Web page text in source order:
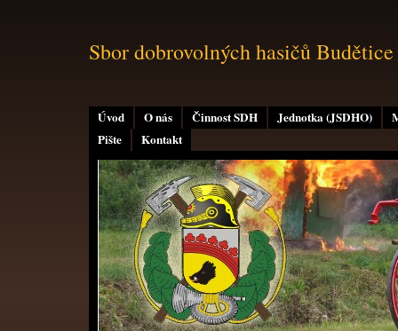
Úvod O nás Činnost SDH Jednotka (JSDHO)
Pište
Kontakt
Sbor dobrovolných hasičů Budětice